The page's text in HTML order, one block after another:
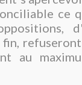
ce
fin,
au